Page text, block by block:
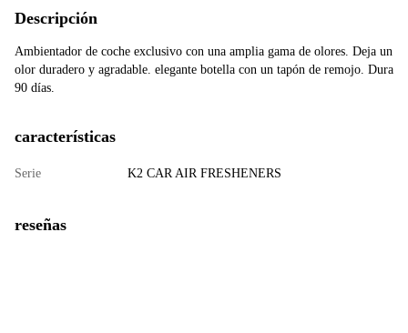
Descripción
Ambientador de coche exclusivo con una amplia gama de olores. Deja un
olor duradero y agradable. elegante botella con un tapón de remojo. Dura
90 días.
características
Serie K2 CAR AIR FRESHENERS
reseñas